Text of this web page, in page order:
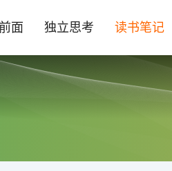
面 独立思考 读书笔记